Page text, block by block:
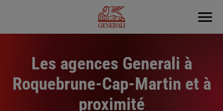
Menu
Les agences Generali à
Roquebrune-Cap-Martin et à
proximité